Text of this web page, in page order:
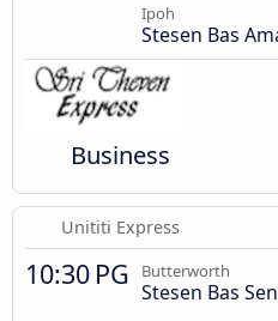
Ipoh
Stesen Bas
Business
Unititi Express
10:30 PG Butterworth
Stesen Bas